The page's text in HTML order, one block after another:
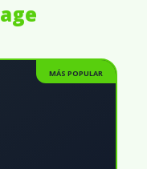
MÁS POPULAR